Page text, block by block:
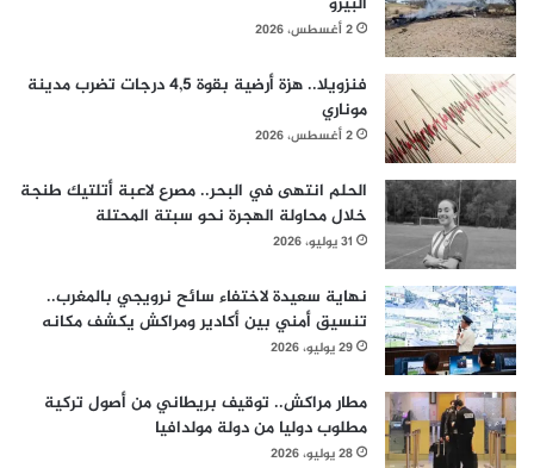
2 أغسطس، 2026
فنزويلا.. هزة أرضية بقوة 4,5 درجات تضرب مدينة
موناري
2 أغسطس، 2026
الحلم انتهى في البحر.. مصرع لاعبة أتلتيك طنجة
خلال محاولة الهجرة نحو سبتة المحتلة
31 يوليو، 2026
نهاية سعيدة لاختفاء سائح نرويجي بالمغرب..
تنسيق أمني بين أكادير ومراكش يكشف مكانه
29 يوليو، 2026
مطار مراكش.. توقيف بريطاني من أصول تركية
مطلوب دوليا من دولة مولدافيا
28 يوليو، 2026